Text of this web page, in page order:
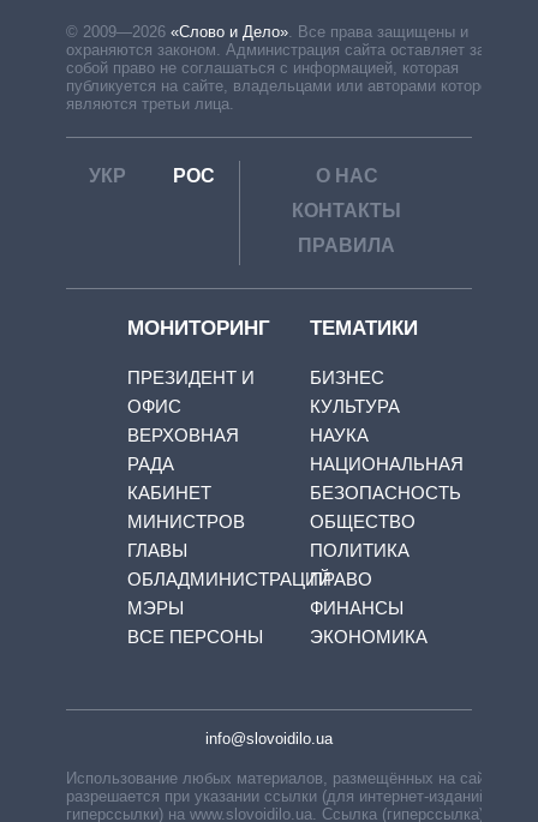
© 2009—2026 «Слово и Дело». Все права защищены и
охраняются законом. Администрация сайта оставляет за
собой право не соглашаться с информацией, которая
публикуется на сайте, владельцами или авторами которой
являются третьи лица.
УКР РОС
О НАС
КОНТАКТЫ
ПРАВИЛА
МОНИТОРИНГ
ПРЕЗИДЕНТ И
ОФИС
ВЕРХОВНАЯ
РАДА
КАБИНЕТ
МИНИСТРОВ
ГЛАВЫ
ОБЛАДМИНИСТРАЦИЙ
МЭРЫ
ВСЕ ПЕРСОНЫ
ТЕМАТИКИ
БИЗНЕС
КУЛЬТУРА
НАУКА
НАЦИОНАЛЬНАЯ
БЕЗОПАСНОСТЬ
ОБЩЕСТВО
ПОЛИТИКА
ПРАВО
ФИНАНСЫ
ЭКОНОМИКА
info@slovoidilo.ua
Использование любых материалов, размещённых на сайте,
разрешается при указании ссылки (для интернет-изданий —
гиперссылки) на www.slovoidilo.ua. Ссылка (гиперссылка)